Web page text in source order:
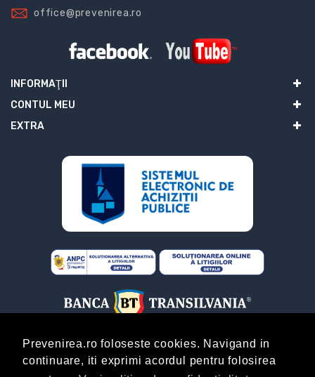
Prevenirea.ro foloseste cookies. Navigand in
continuare, iti exprimi acordul pentru folosirea
office@prevenirea.ro
INFORMAŢII
CONTUL MEU
EXTRA
ABONARE